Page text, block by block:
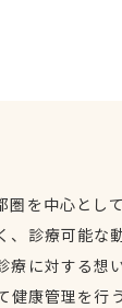
圏を中心と
、診療可能な
療に対する想
健康管理を行